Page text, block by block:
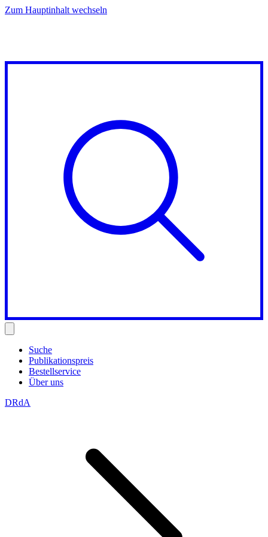
Zum Hauptinhalt wechseln
Suche
Publikationspreis
Bestellservice
Über uns
DRdA